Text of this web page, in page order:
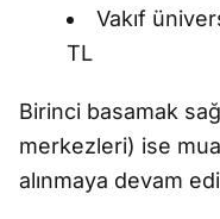
Vakıf
TL
Birinci basamak
merkezleri) ise
alınmaya devam